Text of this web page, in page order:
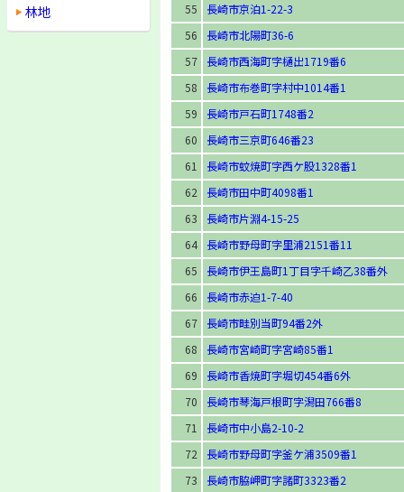
林地 55
長崎市京泊1-22-3
56
長崎市北陽町36-6
57
長崎市西海町字樋出1719番6
58
長崎市布巻町字村中1014番1
59
長崎市戸石町1748番2
60
長崎市三京町646番23
61
長崎市蚊焼町字西ケ股1328番1
62
長崎市田中町4098番1
63
長崎市片淵4-15-25
64
長崎市野母町字里浦2151番11
65
長崎市伊王島町1丁目字千崎乙38番外
66
長崎市赤迫1-7-40
67
長崎市畦別当町94番2外
68
長崎市宮崎町字宮崎85番1
69
長崎市香焼町字堀切454番6外
70
長崎市琴海戸根町字潟田766番8
71
長崎市中小島2-10-2
72
長崎市野母町字釜ケ浦3509番1
73
長崎市脇岬町字諸町3323番2